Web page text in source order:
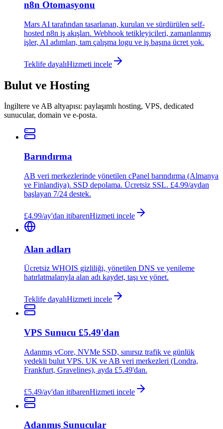
n8n Otomasyonu
Mars AI tarafından tasarlanan, kurulan ve sürdürülen self-
hosted n8n iş akışları. Webhook tetikleyicileri, zamanlanmış
işler, AI adımları, tam çalışma logu ve iş başına ücret yok.
Teklife dayalıHizmeti incele
Bulut ve Hosting
İngiltere ve AB altyapısı: paylaşımlı hosting, VPS, dedicated
sunucular, domain ve e-posta.
Barındırma
AB veri merkezlerinde yönetilen cPanel barındırma (Almanya
ve Finlandiya). SSD depolama. Ücretsiz SSL. £4.99/aydan
başlayan 7/24 destek.
£4.99/ay'dan itibarenHizmeti incele
Alan adları
Ücretsiz WHOIS gizliliği, yönetilen DNS ve yenileme
hatırlatmalarıyla alan adı kaydet, taşı ve yönet.
Teklife dayalıHizmeti incele
VPS Sunucu £5.49'dan
Adanmış vCore, NVMe SSD, sınırsız trafik ve günlük
yedekli bulut VPS. UK ve AB veri merkezleri (Londra,
Frankfurt, Gravelines), ayda £5.49'dan.
£5.49/ay'dan itibarenHizmeti incele
Adanmış Sunucular